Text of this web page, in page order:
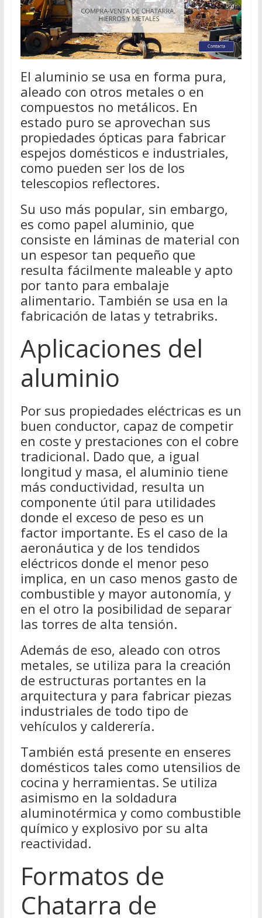
El aluminio se usa en forma pura,
aleado con otros metales o en
compuestos no metálicos. En
estado puro se aprovechan sus
propiedades ópticas para fabricar
espejos domésticos e industriales,
como pueden ser los de los
telescopios reflectores.
Su uso más popular, sin embargo,
es como papel aluminio, que
consiste en láminas de material con
un espesor tan pequeño que
resulta fácilmente maleable y apto
por tanto para embalaje
alimentario. También se usa en la
fabricación de latas y tetrabriks.
Aplicaciones del
aluminio
Por sus propiedades eléctricas es un
buen conductor, capaz de competir
en coste y prestaciones con el cobre
tradicional. Dado que, a igual
longitud y masa, el aluminio tiene
más conductividad, resulta un
componente útil para utilidades
donde el exceso de peso es un
factor importante. Es el caso de la
aeronáutica y de los tendidos
eléctricos donde el menor peso
implica, en un caso menos gasto de
combustible y mayor autonomía, y
en el otro la posibilidad de separar
las torres de alta tensión.
Además de eso, aleado con otros
metales, se utiliza para la creación
de estructuras portantes en la
arquitectura y para fabricar piezas
industriales de todo tipo de
vehículos y calderería.
También está presente en enseres
domésticos tales como utensilios de
cocina y herramientas. Se utiliza
asimismo en la soldadura
aluminotérmica y como combustible
químico y explosivo por su alta
reactividad.
Formatos de
Chatarra de